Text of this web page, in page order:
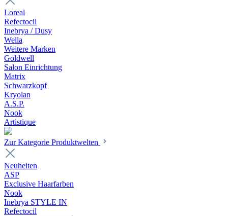
Loreal
Refectocil
Inebrya / Dusy
Wella
Weitere Marken
Goldwell
Salon Einrichtung
Matrix
Schwarzkopf
Kryolan
A.S.P.
Nook
Artistique
Zur Kategorie Produktwelten
Neuheiten
ASP
Exclusive Haarfarben
Nook
Inebrya STYLE IN
Refectocil